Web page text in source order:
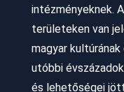
intézményeknek.
területeken van
magyar
utóbbi
és lehetőségei